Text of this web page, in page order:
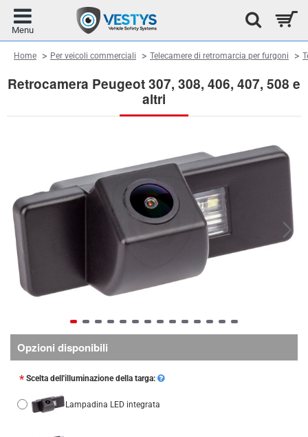
Retrocamera Peugeot 307, 308, 406, 407, 508 e
altri
HomehomePer veicoli commerciali Telecamere di retromarcia per furgoni
Opzioni disponibili
Scelta dell'illuminazione della targa:
Lampadina LED integrata